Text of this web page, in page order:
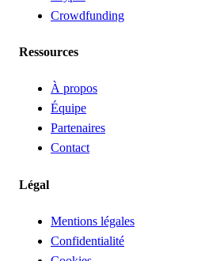
Crowdfunding
Ressources
À propos
Équipe
Partenaires
Contact
Légal
Mentions légales
Confidentialité